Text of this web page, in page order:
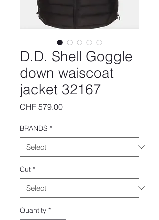
D.D. Shell Goggle
down waiscoat
jacket 32167
CHF 579.00Price
BRANDS *
Cut *
Quantity *